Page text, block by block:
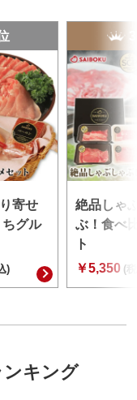
寄せ
ちグル
)
絶品しゃ
ぶ！食べ
ト
￥5,350 (
キング